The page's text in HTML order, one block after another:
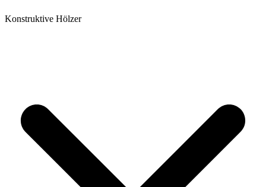
Konstruktive Hölzer